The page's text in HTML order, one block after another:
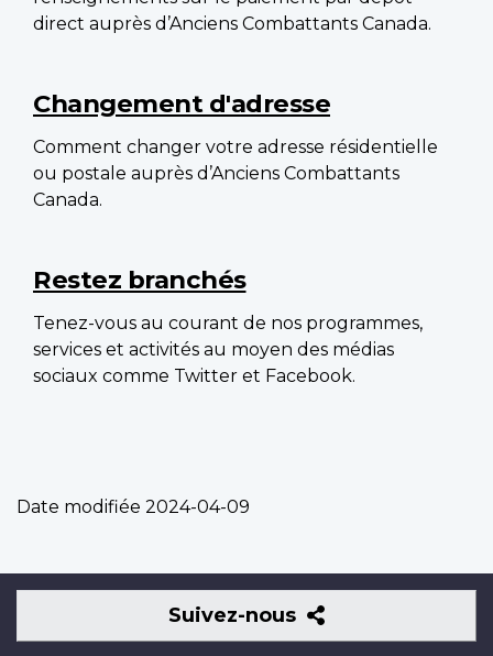
direct auprès d’Anciens Combattants Canada.
Changement d'adresse
Comment changer votre adresse résidentielle
ou postale auprès d’Anciens Combattants
Canada.
Restez branchés
Tenez-vous au courant de nos programmes,
services et activités au moyen des médias
sociaux comme Twitter et Facebook.
Date modifiée 2024-04-09
Suivez-nous
Suivez-
nous